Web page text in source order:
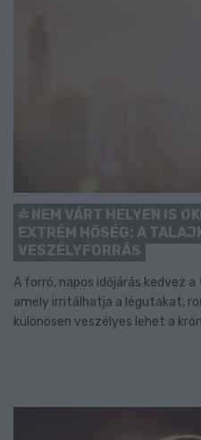
NEM VÁRT HELYEN IS
EXTRÉM HŐSÉG: A
VESZÉLYFORRÁS
A forró, napos időjárás kedvez
amely irritálhatja a légutakat,
különösen veszélyes lehet a